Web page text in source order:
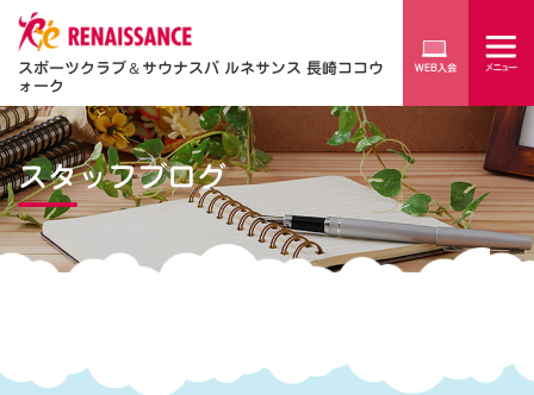
スポーツクラブ＆サウナスパ ルネサンス 長崎ココウ
ォーク
スタッフブログ